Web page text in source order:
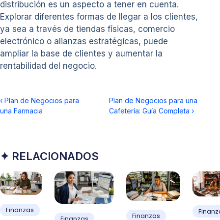
distribución es un aspecto a tener en cuenta.
Explorar diferentes formas de llegar a los clientes,
ya sea a través de tiendas físicas, comercio
electrónico o alianzas estratégicas, puede
ampliar la base de clientes y aumentar la
rentabilidad del negocio.
‹ Plan de Negocios para
una Farmacia
Plan de Negocios para una
Cafetería: Guía Completa ›
✦ RELACIONADOS
Finanzas
Finanzas